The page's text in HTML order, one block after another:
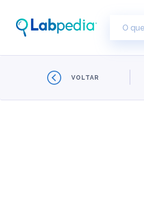
VOLTAR